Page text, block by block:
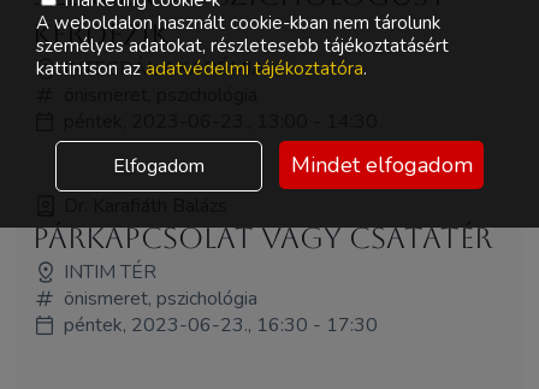
kérdezik
INTEGRÁL AKADÉMIA
Párkapcsolat vagy csatatér
INTIM TÉR
önismeret, pszichológia
péntek, 2023-06-23., 16:30 - 17:30
A weboldalon használt cookie-kban nem tárolunk
személyes adatokat, részletesebb tájékoztatásért
kattintson az adatvédelmi tájékoztatóra.
Elfogadom Mindet elfogadom